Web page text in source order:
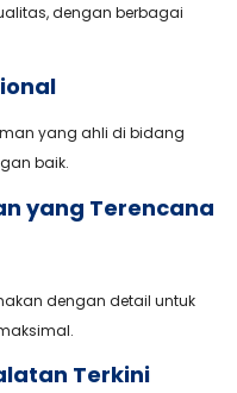
dengan berbagai
yang ahli di bidang
baik.
yang Terencana
dengan detail untuk
Terkini